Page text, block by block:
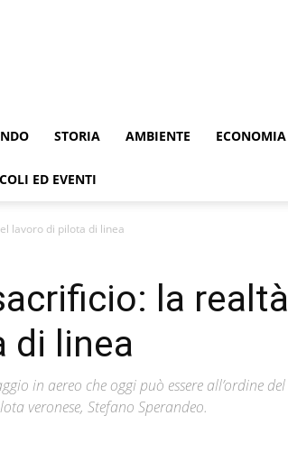
STORIA AMBIENTE ECONOMIA
ED EVENTI
lavoro di pilota di linea
la realtà
di linea
in aereo che oggi può essere all’ordine del
veronese, Stefano Sperandeo.